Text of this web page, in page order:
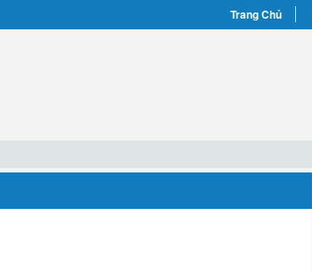
Trang Chủ